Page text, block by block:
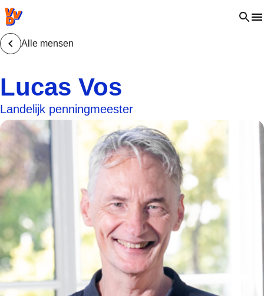
VVD.nl - Ga naar de homepage Open
Alle mensen
Lucas Vos
Landelijk penningmeester